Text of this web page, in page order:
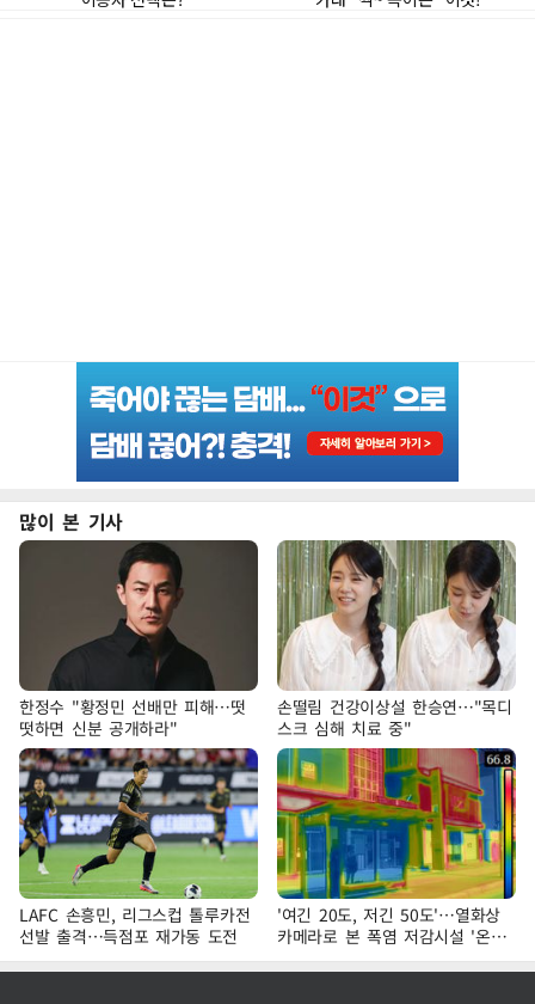
많이 본 기사
한정수 "황정민 선배만 피해…떳
떳하면 신분 공개하라"
손떨림 건강이상설 한승연…"목디
스크 심해 치료 중"
LAFC 손흥민, 리그스컵 톨루카전
선발 출격…득점포 재가동 도전
'여긴 20도, 저긴 50도'…열화상
카메라로 본 폭염 저감시설 '온도
차'